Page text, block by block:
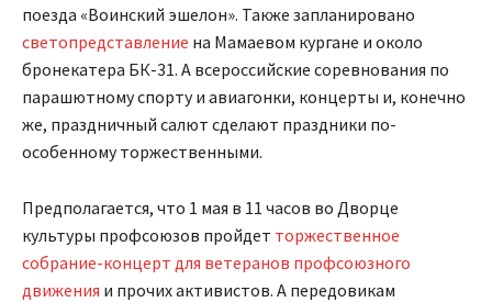
поезда «Воинский эшелон». Также запланировано
светопредставление на Мамаевом кургане и около
бронекатера БК-31. А всероссийские соревнования по
парашютному спорту и авиагонки, концерты и, конечно
же, праздничный салют сделают праздники по-
особенному торжественными.
Предполагается, что 1 мая в 11 часов во Дворце
культуры профсоюзов пройдет торжественное
собрание-концерт для ветеранов профсоюзного
движения и прочих активистов. А передовикам